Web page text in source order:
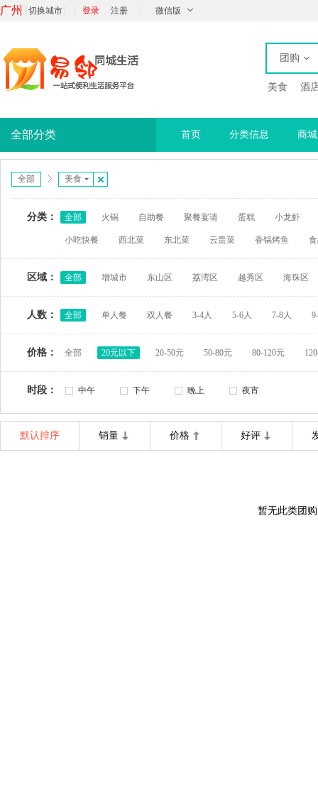
广州 切换城市 登录 注册 微信版
团购
美食 酒
全部分类 首页 分类信息 商城
全部 美食
分类： 全部 火锅 自助餐 聚餐宴请 蛋糕 小龙虾
小吃快餐 西北菜 东北菜 云贵菜 香锅烤鱼
区域： 全部 增城市 东山区 荔湾区 越秀区 海珠区
人数： 全部 单人餐 双人餐 3-4人 5-6人 7-8人
价格： 全部 20元以下 20-50元 50-80元 80-120元
时段： 中午 下午 晚上 夜宵
默认排序 销量 价格 好评
暂无此类团